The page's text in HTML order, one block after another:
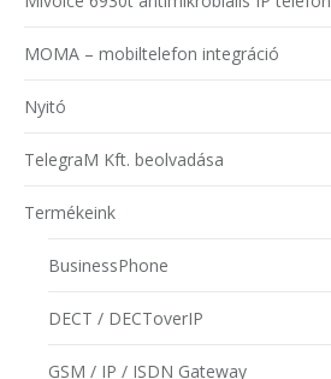
MOMA – mobiltelefon integráció
Nyitó
TelegraM Kft. beolvadása
Termékeink
BusinessPhone
DECT / DECToverIP
GSM / IP / ISDN Gateway